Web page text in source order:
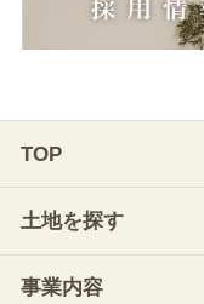
TOP
土地を探す
事業内容